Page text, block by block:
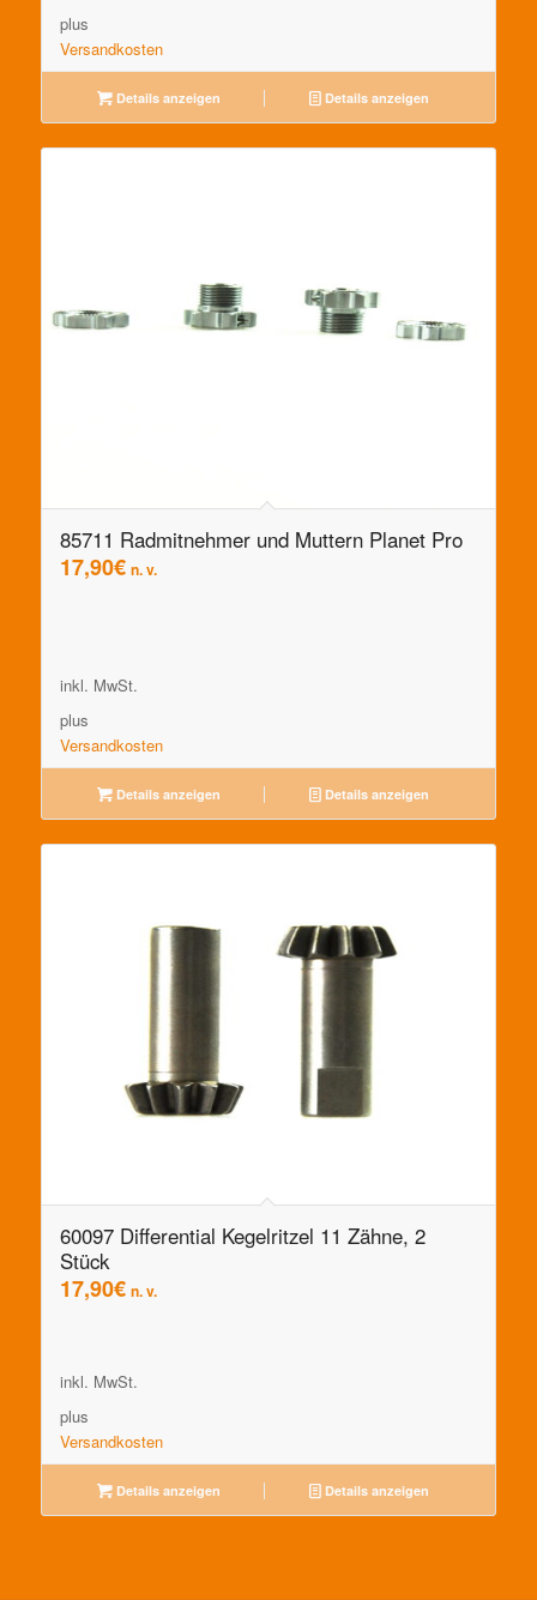
plus
Versandkosten
Details anzeigen Details anzeigen
85711 Radmitnehmer und Muttern Planet Pro
17,90€ n. v.
inkl. MwSt.
plus
Versandkosten
Details anzeigen Details anzeigen
60097 Differential Kegelritzel 11 Zähne, 2
Stück
17,90€ n. v.
inkl. MwSt.
plus
Versandkosten
Details anzeigen Details anzeigen